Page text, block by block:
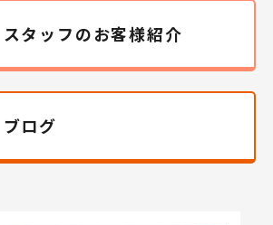
スタッフのお客様紹介
ブログ